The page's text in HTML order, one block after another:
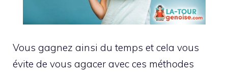
Vous gagnez ainsi du temps et cela vous
évite de vous agacer avec ces méthodes